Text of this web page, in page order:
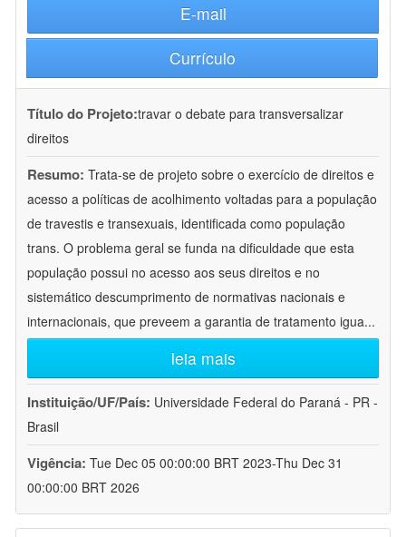
E-mail
Currículo
Título do Projeto:travar o debate para transversalizar
direitos
Resumo: Trata-se de projeto sobre o exercício de direitos e
acesso a políticas de acolhimento voltadas para a população
de travestis e transexuais, identificada como população
trans. O problema geral se funda na dificuldade que esta
população possui no acesso aos seus direitos e no
sistemático descumprimento de normativas nacionais e
internacionais, que preveem a garantia de tratamento igua...
leia mais
Instituição/UF/País: Universidade Federal do Paraná - PR -
Brasil
Vigência: Tue Dec 05 00:00:00 BRT 2023-Thu Dec 31
00:00:00 BRT 2026